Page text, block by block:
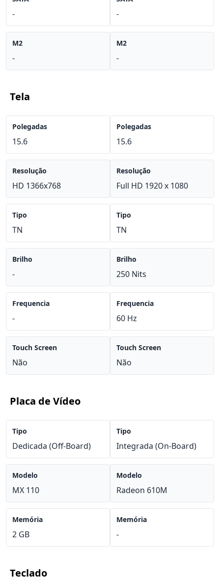
-
M2
-
-
M2
-
Tela
Polegadas
15.6
Resolução
HD 1366x768
Tipo
TN
Brilho
-
Frequencia
-
Touch Screen
Não
Polegadas
15.6
Resolução
Full HD 1920 x 1080
Tipo
TN
Brilho
250 Nits
Frequencia
60 Hz
Touch Screen
Não
Placa de Vídeo
Tipo
Dedicada (Off-Board)
Modelo
MX 110
Memória
2 GB
Tipo
Integrada (On-Board)
Modelo
Radeon 610M
Memória
-
Teclado